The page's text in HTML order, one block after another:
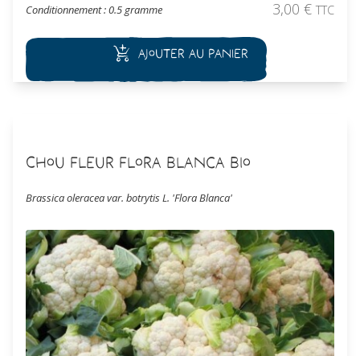
Conditionnement : 0.5 gramme 3,00 € TTC
Ajouter au panier
Chou Fleur Flora Blanca Bio
Brassica oleracea var. botrytis L. 'Flora Blanca'